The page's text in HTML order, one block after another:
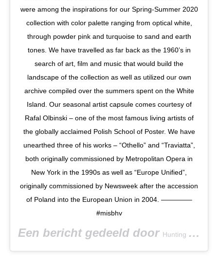
were among the inspirations for our Spring-Summer 2020
collection with color palette ranging from optical white,
through powder pink and turquoise to sand and earth
tones. We have travelled as far back as the 1960’s in
search of art, film and music that would build the
landscape of the collection as well as utilized our own
archive compiled over the summers spent on the White
Island. Our seasonal artist capsule comes courtesy of
Rafal Olbinski – one of the most famous living artists of
the globally acclaimed Polish School of Poster. We have
unearthed three of his works – “Othello” and “Traviatta”,
both originally commissioned by Metropolitan Opera in
New York in the 1990s as well as “Europe Unified”,
originally commissioned by Newsweek after the accession
of Poland into the European Union in 2004. ————–
#misbhv
Een bericht gedeeld door Hunting and Collecting